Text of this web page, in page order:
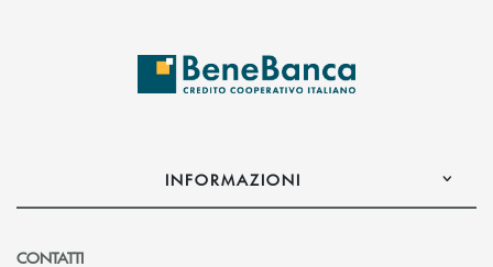
INFORMAZIONI
CONTATTI